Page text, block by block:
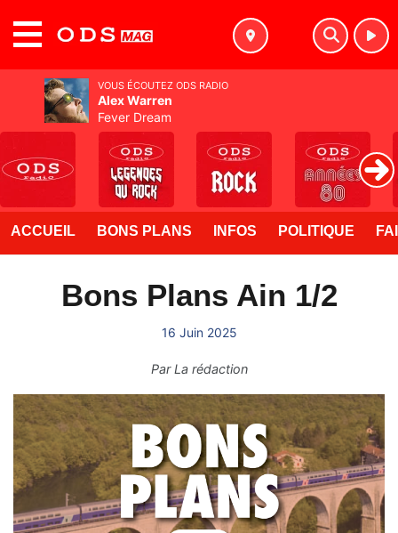
ACCUEIL BONS PLANS INFOS POLITIQUE
Bons Plans Ain 1/2
16 Juin 2025
ParLa rédaction
VOUS ÉCOUTEZ ODS RADIO
Alex Warren
Fever Dream